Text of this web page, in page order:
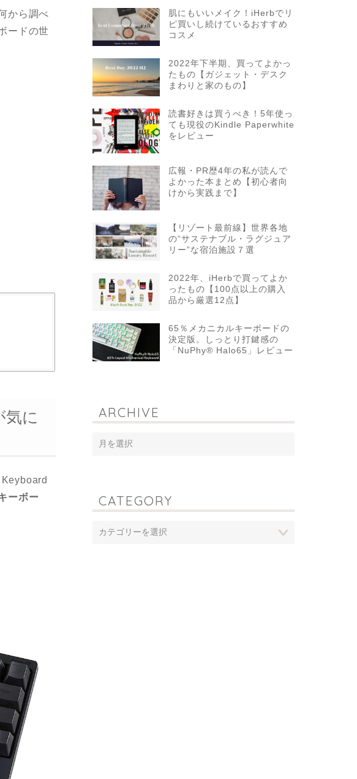
から調べ
ードの世
気に
ーボー
肌にもいいメイク！iHerbでリ
ピ買いし続けているおすすめ
コスメ
2022年下半期、買ってよかっ
たもの【ガジェット・デスク
まわりと家のもの】
読書好きは買うべき！5年使っ
ても現役のKindle Paperwhite
をレビュー
広報・PR歴4年の私が読んで
よかった本まとめ【初心者向
けから実践まで】
【リゾート最前線】世界各地
の“サステナブル・ラグジュア
リー”な宿泊施設７選
2022年、iHerbで買ってよか
ったもの【100点以上の購入
品から厳選12点】
65％メカニカルキーボードの
決定版。しっとり打鍵感の
「NuPhy® Halo65」レビュー
ARCHIVE
CATEGORY